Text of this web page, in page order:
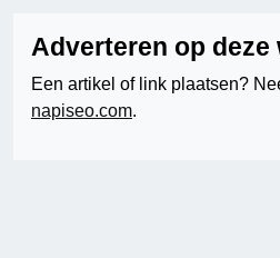
Adverteren op deze
Een artikel of link plaatsen?
napiseo.com.